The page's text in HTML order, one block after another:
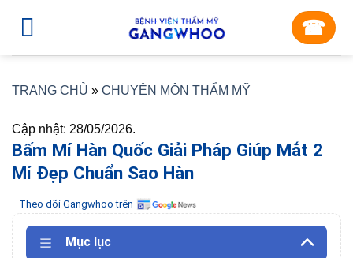
☎︎
TRANG CHỦ » CHUYÊN MÔN THẨM MỸ
Cập nhật: 28/05/2026.
Bấm Mí Hàn Quốc Giải Pháp Giúp Mắt 2
Mí Đẹp Chuẩn Sao Hàn
Theo dõi Gangwhoo trên
Mục lục